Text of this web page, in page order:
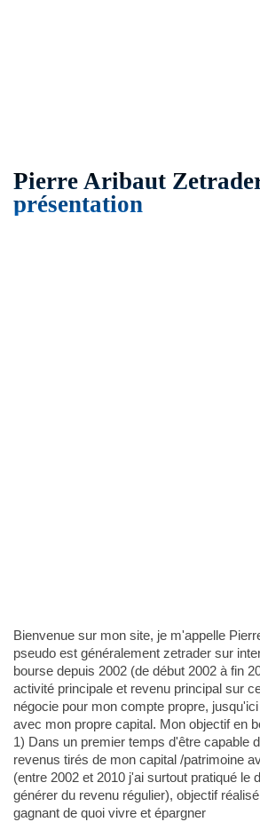
Pierre Aribaut
présentation
Bienvenue sur mon site, je m'appelle
pseudo est généralement zetrader sur
bourse depuis 2002 (de début 2002 à fin
activité principale et revenu principal sur
négocie pour mon compte propre,
avec mon propre capital. Mon objectif en
1) Dans un premier temps d'être capable
revenus tirés de mon capital /patrimoine
(entre 2002 et 2010 j'ai surtout pratiqué le
générer du revenu régulier), objectif
gagnant de quoi vivre et épargner